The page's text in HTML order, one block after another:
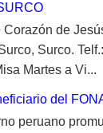
de
Surco.
Martes a Vi...
del
peruano